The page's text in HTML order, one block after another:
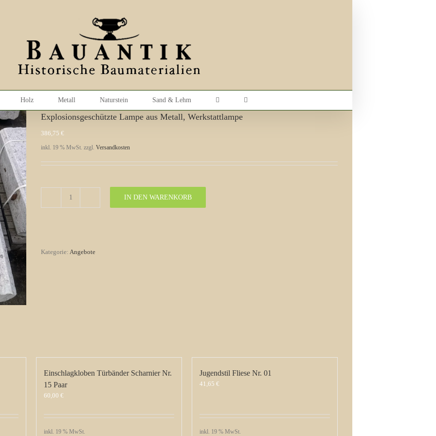
Holz Metall Naturstein Sand & Lehm
Explosionsgeschützte Lampe aus Metall, Werkstattlampe
386,75 €
inkl. 19 % MwSt. zzgl. Versandkosten
Explosionsgeschützte
IN DEN WARENKORB
Kategorie: Angebote
Einschlagkloben Türbänder Scharnier Nr.
15 Paar
60,00 €
inkl. 19 % MwSt.
Jugendstil Fliese Nr. 01
41,65 €
inkl. 19 % MwSt.